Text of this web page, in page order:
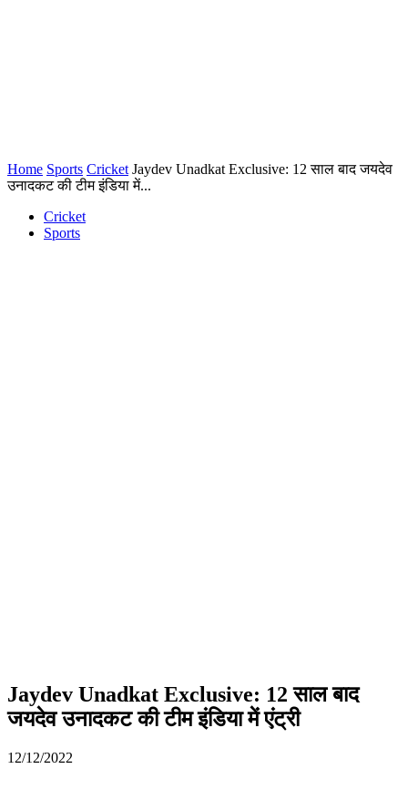
Home Sports Cricket Jaydev Unadkat Exclusive: 12 साल बाद जयदेव
उनादकट की टीम इंडिया में...
Cricket
Sports
Jaydev Unadkat Exclusive: 12 साल बाद
जयदेव उनादकट की टीम इंडिया में एंट्री
12/12/2022